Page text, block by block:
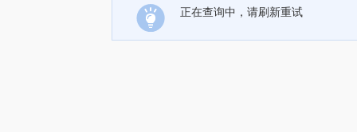
正在查询中，请刷新重试